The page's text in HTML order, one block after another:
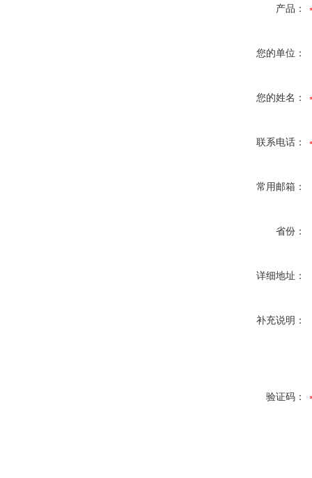
产品：
您的单位：
您的姓名：
联系电话：
常用邮箱：
省份：
详细地址：
补充说明：
验证码：